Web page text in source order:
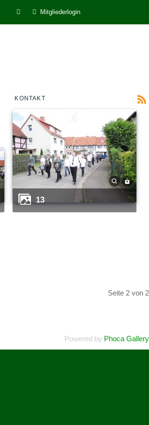
Mitgliederlogin
KONTAKT
13
Seite 2 von 2
Powered by Phoca Gallery